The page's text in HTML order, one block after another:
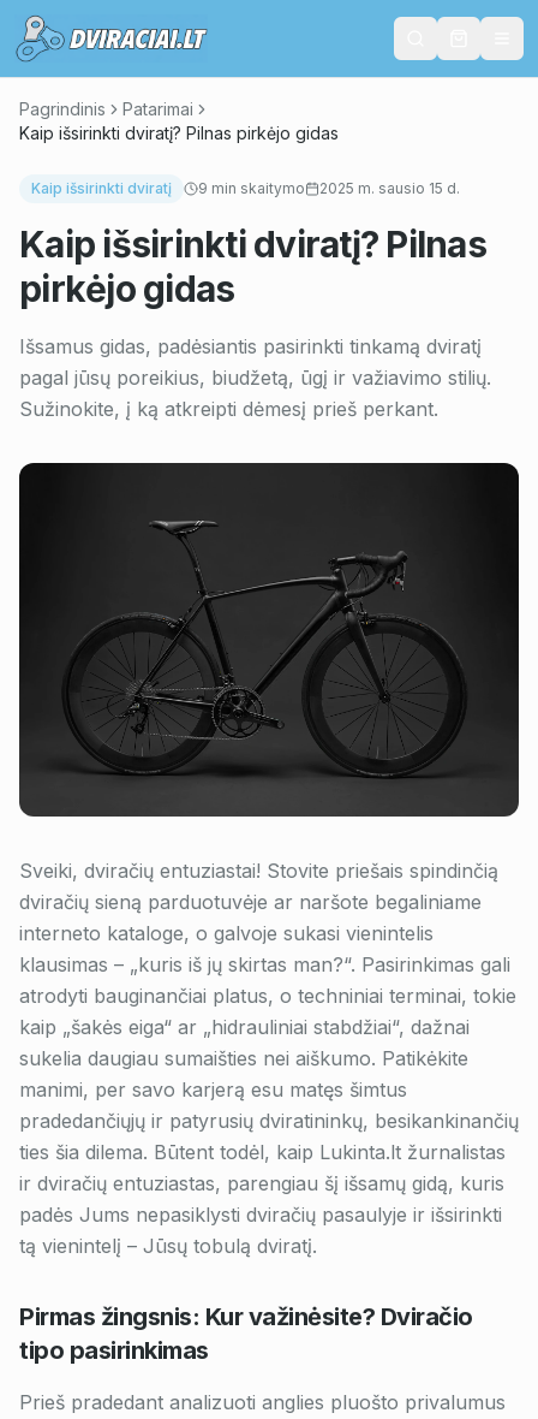
Pagrindinis
Patarimai
Kaip išsirinkti dviratį? Pilnas pirkėjo gidas
Kaip išsirinkti dviratį 9 min skaitymo 2025 m. sausio 15 d.
Kaip išsirinkti dviratį? Pilnas
pirkėjo gidas
Išsamus gidas, padėsiantis pasirinkti tinkamą dviratį
pagal jūsų poreikius, biudžetą, ūgį ir važiavimo stilių.
Sužinokite, į ką atkreipti dėmesį prieš perkant.
Sveiki, dviračių entuziastai! Stovite priešais spindinčią
dviračių sieną parduotuvėje ar naršote begaliniame
interneto kataloge, o galvoje sukasi vienintelis
klausimas – „kuris iš jų skirtas man?“. Pasirinkimas gali
atrodyti bauginančiai platus, o techniniai terminai, tokie
kaip „šakės eiga“ ar „hidrauliniai stabdžiai“, dažnai
sukelia daugiau sumaišties nei aiškumo. Patikėkite
manimi, per savo karjerą esu matęs šimtus
pradedančiųjų ir patyrusių dviratininkų, besikankinančių
ties šia dilema. Būtent todėl, kaip Lukinta.lt žurnalistas
ir dviračių entuziastas, parengiau šį išsamų gidą, kuris
padės Jums nepasiklysti dviračių pasaulyje ir išsirinkti
tą vienintelį – Jūsų tobulą dviratį.
Pirmas žingsnis: Kur važinėsite? Dviračio
tipo pasirinkimas
Prieš pradedant analizuoti anglies pluošto privalumus